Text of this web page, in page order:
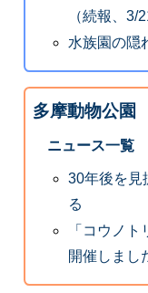
（続報、3/
水族園の隠
多摩動物公園
ニュース一覧
30年後を見
る
「コウノ
開催しまし